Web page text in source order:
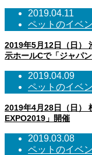
2019.04.11
ペットのイベ
2019年5月12日（日）
示ホールCで「ジャパ
2019.04.09
ペットのイベ
2019年4月28日（日）
EXPO2019」開催
2019.03.08
ペットのイベ